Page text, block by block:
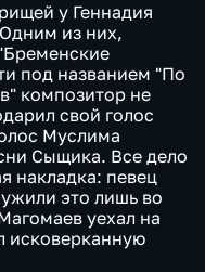
у Геннадия
из них,
под названием "По
композитор не
свой голос
Муслима
Сыщика. Все дело
накладка: певец
это лишь во
уехал на
исковерканную